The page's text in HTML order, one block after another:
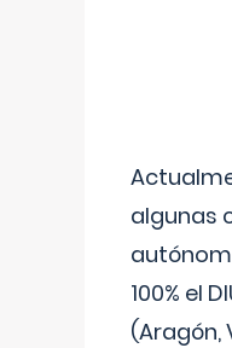
algunas
100% el
(Aragón,